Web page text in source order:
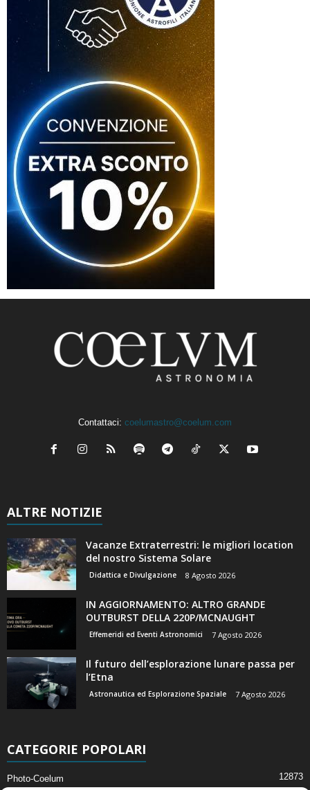
Contattaci: coelumastro@coelum.com
ALTRE NOTIZIE
Vacanze Extraterrestri: le migliori location
del nostro Sistema Solare
Didattica e Divulgazione 8 Agosto 2026
IN AGGIORNAMENTO: ALTRO GRANDE
OUTBURST DELLA 220P/MCNAUGHT
Effemeridi ed Eventi Astronomici 7 Agosto 2026
Il futuro dell’esplorazione lunare passa per
l’Etna
Astronautica ed Esplorazione Spaziale 7 Agosto 2026
CATEGORIE POPOLARI
Photo-Coelum 12873